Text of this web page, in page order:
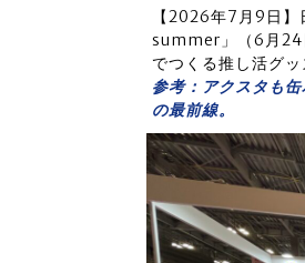
【2026年7月9日
summer」（6月24
でつくる推し活グッ
参考：アクスタも
の最前線。